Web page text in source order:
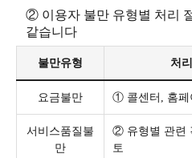
② 이용자 불만 유형별 처리
같습니다
불만유형 처
요금불만 ① 콜센터, 홈페
서비스품질불
만
② 유형별 관련
토